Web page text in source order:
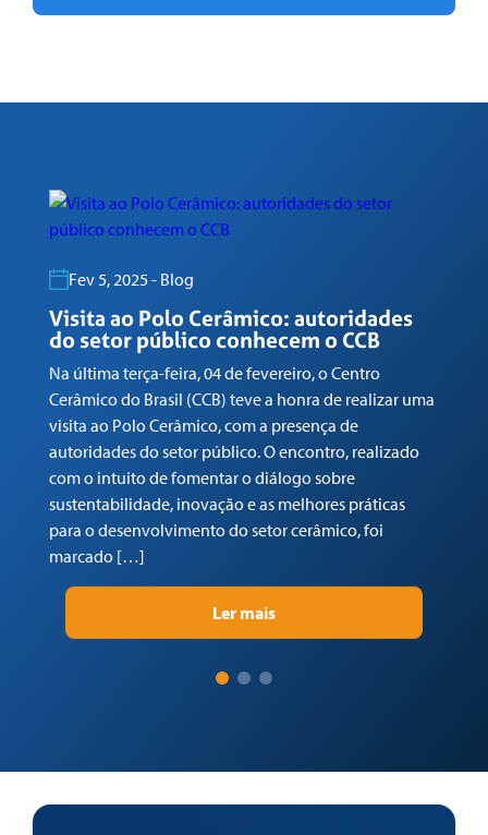
Fev 5, 2025 - Blog
Visita ao Polo Cerâmico: autoridades
do setor público conhecem o CCB
Na última terça-feira, 04 de fevereiro, o Centro
Cerâmico do Brasil (CCB) teve a honra de realizar uma
visita ao Polo Cerâmico, com a presença de
autoridades do setor público. O encontro, realizado
com o intuito de fomentar o diálogo sobre
sustentabilidade, inovação e as melhores práticas
para o desenvolvimento do setor cerâmico, foi
marcado […]
Ler mais